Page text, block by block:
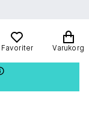
Favoriter Varukorg